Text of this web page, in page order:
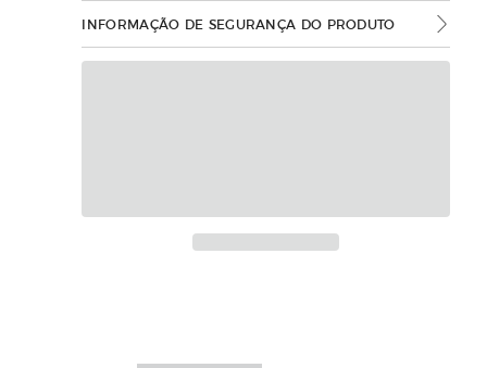
INFORMAÇÃO DE SEGURANÇA DO PRODUTO